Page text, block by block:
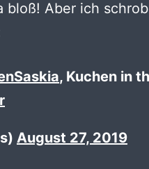
bloß! Aber ich
, Kuchen in
August 27, 2019